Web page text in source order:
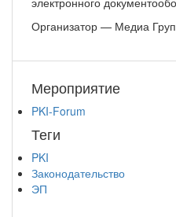
Организатор — Медиа
Мероприятие
PKI-Forum
Теги
PKI
Законодательство
ЭП